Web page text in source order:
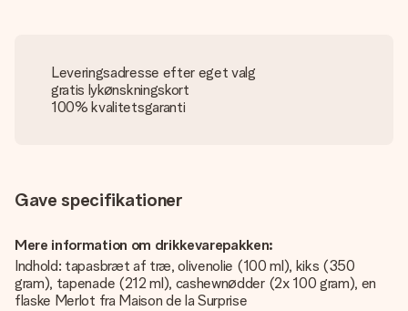
Leveringsadresse efter eget valg
gratis lykønskningskort
100% kvalitetsgaranti
Gave specifikationer
Mere information om drikkevarepakken:
Indhold: tapasbræt af træ, olivenolie (100 ml), kiks (350
gram), tapenade (212 ml), cashewnødder (2x 100 gram), en
flaske Merlot fra Maison de la Surprise